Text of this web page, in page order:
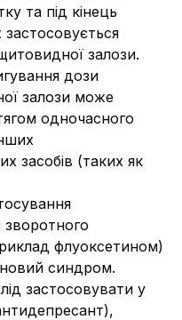
та під кінець
застосовується
залози.
дози
залози може
одночасного
засобів (таких як
зворотного
флуоксетином)
синдром.
застосовувати у